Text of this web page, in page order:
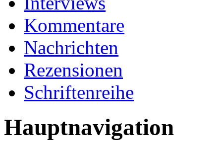
Kommentare
Nachrichten
Rezensionen
Schriftenreihe
Hauptnavigation